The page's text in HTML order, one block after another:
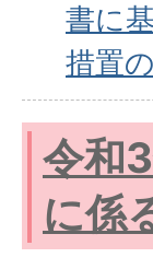
書に
措置
令和
に係